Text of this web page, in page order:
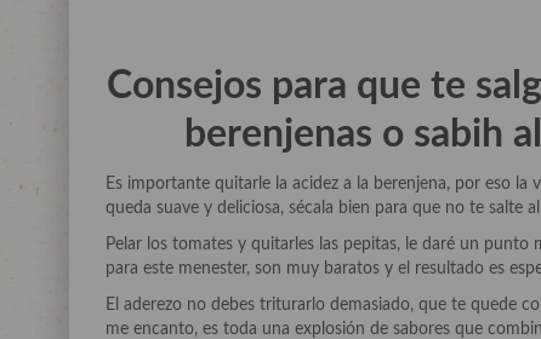
Consejos para que te
berenjenas o sabih
Es importante quitarle la acidez a la berenjena, por eso
queda suave y deliciosa, sécala bien para que no te salte
Pelar los tomates y quitarles las pepitas, le daré un
para este menester, son muy baratos y el resultado es
El aderezo no debes triturarlo demasiado, que te quede
me encanto, es toda una explosión de sabores que